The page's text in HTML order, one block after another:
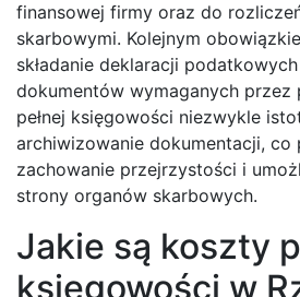
finansowej firmy oraz do
skarbowymi. Kolejnym
składanie deklaracji
dokumentów wymaganych przez
pełnej księgowości niezwykle
archiwizowanie dokumentacji, co
zachowanie przejrzystości i
strony organów skarbowych.
Jakie są koszty
księgowości w